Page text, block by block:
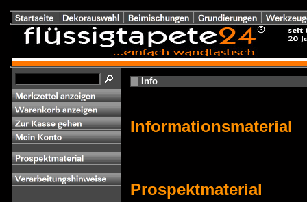
Info
Informationsmaterial
Prospektmaterial